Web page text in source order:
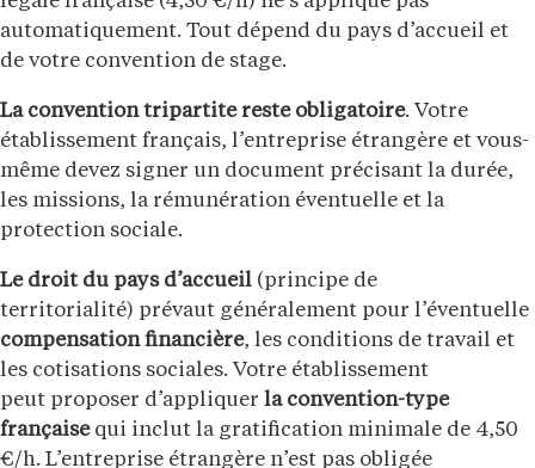
automatiquement. Tout dépend du pays d’accueil et
de votre convention de stage.
La convention tripartite reste obligatoire. Votre
établissement français, l’entreprise étrangère et vous-
même devez signer un document précisant la durée,
les missions, la rémunération éventuelle et la
protection sociale.
Le droit du pays d’accueil (principe de
territorialité) prévaut généralement pour l’éventuelle
compensation financière, les conditions de travail et
les cotisations sociales. Votre établissement
peut proposer d’appliquer la convention-type
françaisequi inclut la gratification minimale de 4,50
€/h. L’entreprise étrangère n’est pas obligée